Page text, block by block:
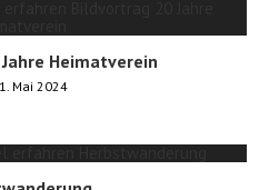
Heimatverein
Mai 2024